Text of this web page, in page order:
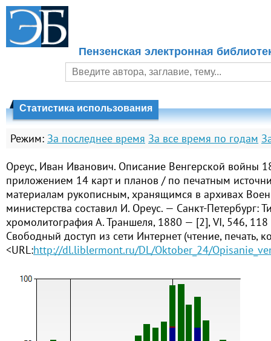
Пензенская электронная
Статистика использования
Режим: За последнее время За все время по годам
Ореус, Иван Иванович. Описание Венгерской войны
приложением 14 карт и планов / по печатным
материалам рукописным, хранящимся в архивах
министерства составил И. Ореус. — Санкт-Петербург:
хромолитография А. Траншеля, 1880 — [2], VI, 546,
Свободный доступ из сети Интернет (чтение, печать,
<URL:http://dl.liblermont.ru/DL/Oktober_24/